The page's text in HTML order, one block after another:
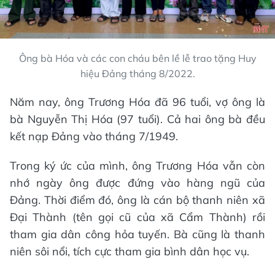
Ông bà Hóa và các con cháu bên lề lễ trao tặng Huy
hiệu Đảng tháng 8/2022.
Năm nay, ông Trương Hóa đã 96 tuổi, vợ ông là
bà Nguyễn Thị Hóa (97 tuổi). Cả hai ông bà đều
kết nạp Đảng vào tháng 7/1949.
Trong ký ức của mình, ông Trương Hóa vẫn còn
nhớ ngày ông được đứng vào hàng ngũ của
Đảng. Thời điểm đó, ông là cán bộ thanh niên xã
Đại Thành (tên gọi cũ của xã Cẩm Thành) rồi
tham gia dân công hỏa tuyến. Bà cũng là thanh
niên sôi nổi, tích cực tham gia bình dân học vụ.